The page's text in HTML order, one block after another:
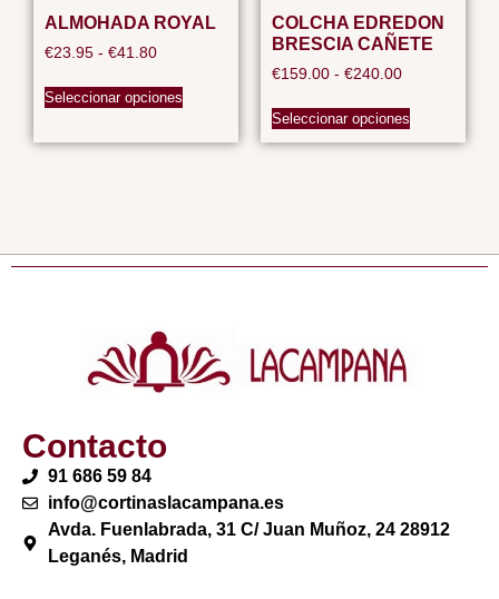
ALMOHADA ROYAL
€23.95 - €41.80
Seleccionar opciones
COLCHA EDREDON
BRESCIA CAÑETE
€159.00 - €240.00
Seleccionar opciones
Contacto
91 686 59 84
info@cortinaslacampana.es
Avda. Fuenlabrada, 31 C/ Juan Muñoz, 24 28912
Leganés, Madrid